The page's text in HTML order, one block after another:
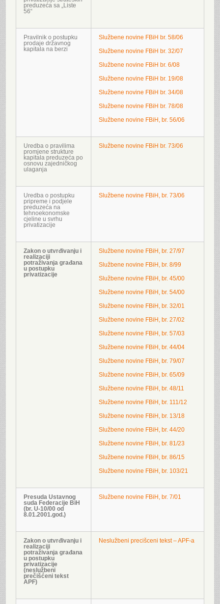
preduzeća sa „Liste
56“
Pravilnik o postupku
prodaje državnog
kapitala na berzi
Službene novine FBiH br. 58/06
Službene novine FBiH br. 32/07
Službene novine FBiH br. 6/08
Službene novine FBiH br. 19/08
Službene novine FBiH br. 34/08
Službene novine FBiH br. 78/08
Službene novine FBiH, br. 56/06
Uredba o pravilima
promjene strukture
kapitala preduzeća po
osnovu zajedničkog
ulaganja
Službene novine FBiH br. 73/06
Uredba o postupku
pripreme i podjele
preduzeća na
tehnoekonomske
cjeline u svrhu
privatizacije
Službene novine FBiH, br. 73/06
Zakon o utvrđivanju i
realizaciji
potraživanja građana
u postupku
privatizacije
Službene novine FBiH, br. 27/97
Službene novine FBiH, br. 8/99
Službene novine FBiH, br. 45/00
Službene novine FBiH, br. 54/00
Službene novine FBiH, br. 32/01
Službene novine FBiH, br. 27/02
Službene novine FBiH, br. 57/03
Službene novine FBiH, br. 44/04
Službene novine FBiH, br. 79/07
Službene novine FBiH, br. 65/09
Službene novine FBiH, br. 48/11
Službene novine FBiH, br. 111/12
Službene novine FBiH, br. 13/18
Službene novine FBiH, br. 44/20
Službene novine FBiH, br. 81/23
Službene novine FBiH, br. 86/15
Službene novine FBiH, br. 103/21
Presuda Ustavnog
suda Federacije BiH
(br. U-10/00 od
8.01.2001.god.)
Službene novine FBiH, br. 7/01
Zakon o utvrđivanju i
realizaciji
potraživanja građana
u postupku
privatizacije
(neslužbeni
prečišćeni tekst
APF)
Neslužbeni precišceni tekst – APF-a